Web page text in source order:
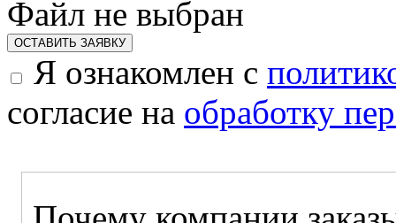
Файл не выбран
ОСТАВИТЬ ЗАЯВКУ
Я ознакомлен с
согласие на обработку